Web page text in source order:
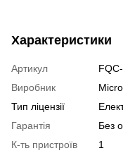
Характеристики
Артикул
Виробник
Тип ліцензії
Гарантія
Без
К-ть пристроїв
1